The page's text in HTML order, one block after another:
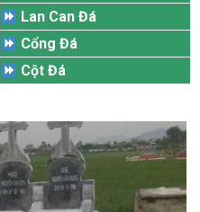
Lan Can Đá
Cổng Đá
Cột Đá